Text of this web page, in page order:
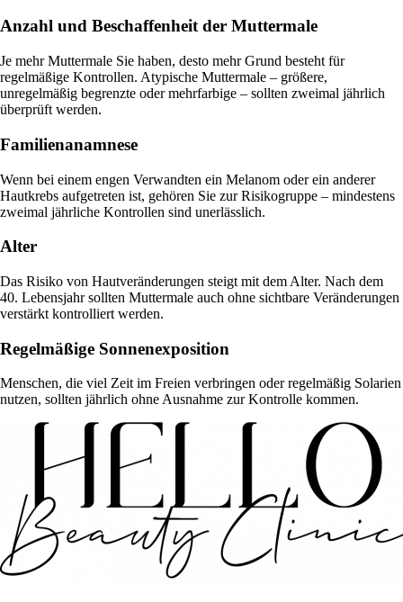
Anzahl und Beschaffenheit der Muttermale
Je mehr Muttermale Sie haben, desto mehr Grund besteht für
regelmäßige Kontrollen. Atypische Muttermale – größere,
unregelmäßig begrenzte oder mehrfarbige – sollten zweimal jährlich
überprüft werden.
Familienanamnese
Wenn bei einem engen Verwandten ein Melanom oder ein anderer
Hautkrebs aufgetreten ist, gehören Sie zur Risikogruppe – mindestens
zweimal jährliche Kontrollen sind unerlässlich.
Alter
Das Risiko von Hautveränderungen steigt mit dem Alter. Nach dem
40. Lebensjahr sollten Muttermale auch ohne sichtbare Veränderungen
verstärkt kontrolliert werden.
Regelmäßige Sonnenexposition
Menschen, die viel Zeit im Freien verbringen oder regelmäßig Solarien
nutzen, sollten jährlich ohne Ausnahme zur Kontrolle kommen.